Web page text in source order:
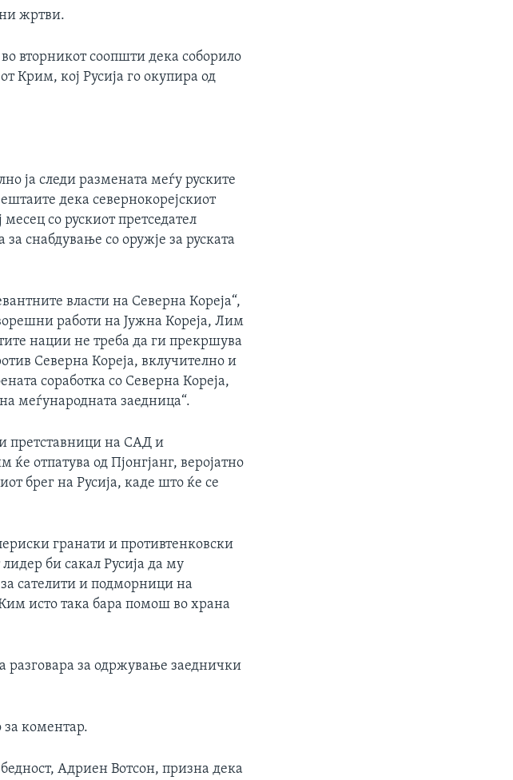
жртви.
вторникот соопшти дека соборило
Крим, кој Русија го окупира од
ја следи размената меѓу руските
дека севернокорејскиот
со рускиот претседател
снабдување со оружје за руската
власти на Северна Кореја“,
работи на Јужна Кореја, Лим
нации не треба да ги прекршува
Северна Кореја, вклучително и
соработка со Северна Кореја,
меѓународната заедница“.
претставници на САД и
отпатува од Пјонгјанг, веројатно
брег на Русија, каде што ќе се
гранати и противтенковски
би сакал Русија да му
сателити и подморници на
исто така бара помош во храна
разговара за одржување заеднички
коментар.
Адриен Вотсон, призна дека